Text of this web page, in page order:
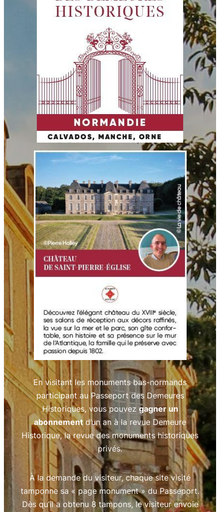
En visitant les monuments bas-normands
participant au Passeport des Demeures
Historiques, vous pouvez gagner un
abonnementd’un an à la revue Demeure
Historique, la revue des monuments historiques
privés.
À la demande du visiteur, chaque site visité
tamponne sa « page monument » du Passeport.
Dès qu’il a obtenu 8 tampons, le visiteur envoie